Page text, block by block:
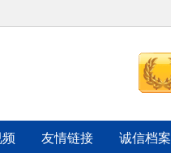
友情链接 诚信档案